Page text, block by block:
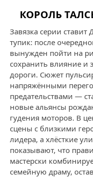
КОРОЛЬ
Завязка серии
тупик: после
вынужден пойти на
сохранить влияние и
дороги. Сюжет
напряжёнными
предательствами —
новые альянсы
гудения моторов. В
сцены с близкими
лидера, а хлёсткие
показывают, что
мастерски
семейную драму,